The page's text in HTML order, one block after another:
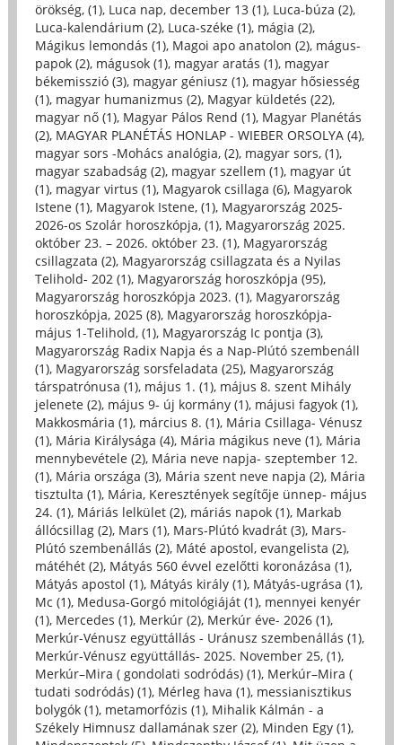
örökség, (1), Luca nap, december 13 (1), Luca-búza (2),
Luca-kalendárium (2), Luca-széke (1), mágia (2),
Mágikus lemondás (1), Magoi apo anatolon (2), mágus-
papok (2), mágusok (1), magyar aratás (1), magyar
békemisszió (3), magyar géniusz (1), magyar hősiesség
(1), magyar humanizmus (2), Magyar küldetés (22),
magyar nő (1), Magyar Pálos Rend (1), Magyar Planétás
(2), MAGYAR PLANÉTÁS HONLAP - WIEBER ORSOLYA (4),
magyar sors -Mohács analógia, (2), magyar sors, (1),
magyar szabadság (2), magyar szellem (1), magyar út
(1), magyar virtus (1), Magyarok csillaga (6), Magyarok
Istene (1), Magyarok Istene, (1), Magyarország 2025-
2026-os Szolár horoszkópja, (1), Magyarország 2025.
október 23. – 2026. október 23. (1), Magyarország
csillagzata (2), Magyarország csillagzata és a Nyilas
Telihold- 202 (1), Magyarország horoszkópja (95),
Magyarország horoszkópja 2023. (1), Magyarország
horoszkópja, 2025 (8), Magyarország horoszkópja-
május 1-Telihold, (1), Magyarország Ic pontja (3),
Magyarország Radix Napja és a Nap-Plútó szembenáll
(1), Magyarország sorsfeladata (25), Magyarország
társpatrónusa (1), május 1. (1), május 8. szent Mihály
jelenete (2), május 9- új kormány (1), májusi fagyok (1),
Makkosmária (1), március 8. (1), Mária Csillaga- Vénusz
(1), Mária Királysága (4), Mária mágikus neve (1), Mária
mennybevétele (2), Mária neve napja- szeptember 12.
(1), Mária országa (3), Mária szent neve napja (2), Mária
tisztulta (1), Mária, Keresztények segítője ünnep- május
24. (1), Máriás lelkület (2), máriás napok (1), Markab
állócsillag (2), Mars (1), Mars-Plútó kvadrát (3), Mars-
Plútó szembenállás (2), Máté apostol, evangelista (2),
mátéhét (2), Mátyás 560 évvel ezelőtti koronázása (1),
Mátyás apostol (1), Mátyás király (1), Mátyás-ugrása (1),
Mc (1), Medusa-Gorgó mitológiáját (1), mennyei kenyér
(1), Mercedes (1), Merkúr (2), Merkúr éve- 2026 (1),
Merkúr-Vénusz együttállás - Uránusz szembenállás (1),
Merkúr-Vénusz együttállás- 2025. November 25, (1),
Merkúr–Mira ( gondolati sodródás) (1), Merkúr–Mira (
tudati sodródás) (1), Mérleg hava (1), messianisztikus
bolygók (1), metamorfózis (1), Mihalik Kálmán - a
Székely Himnusz dallamának szer (2), Minden Egy (1),